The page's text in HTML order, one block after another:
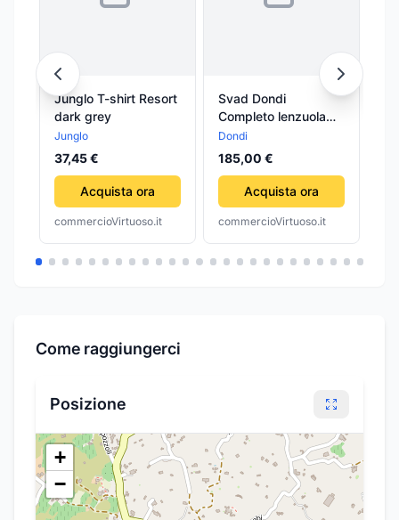
Junglo T-shirt Resort
dark grey
Junglo
37,45 €
Acquista ora
commercioVirtuoso.it
Svad Dondi
Completo lenzuola
matrimoniali Resort
(Cruise)
Dondi
185,00 €
Acquista ora
commercioVirtuoso.it
Come raggiungerci
Posizione
+
−